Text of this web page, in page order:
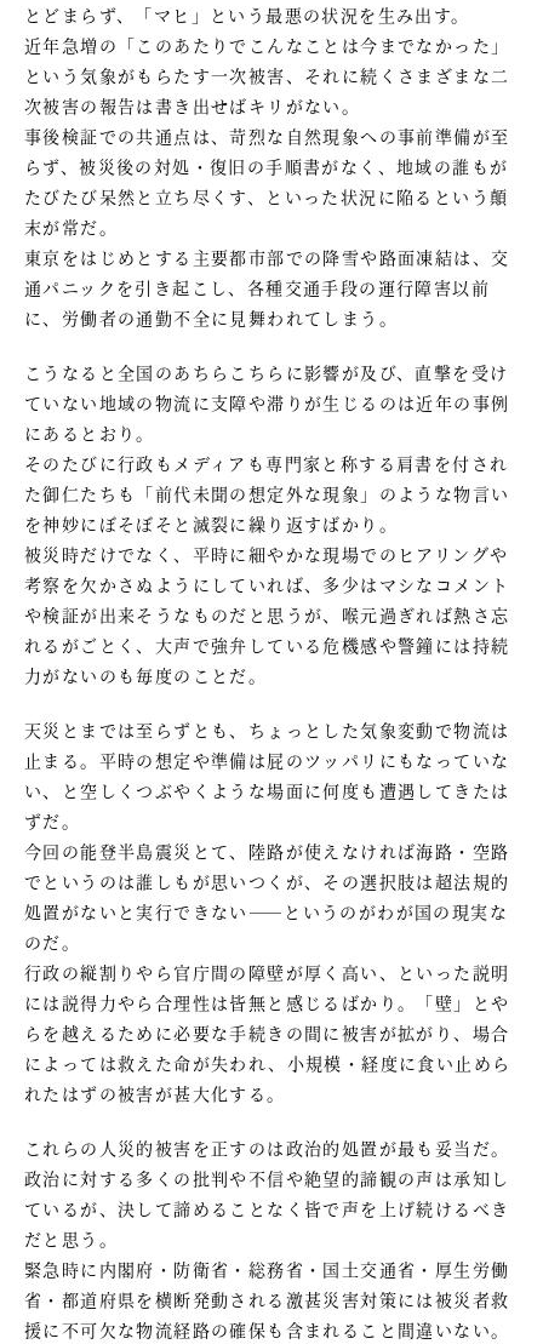
とどまらず、「マヒ」という最悪の状況を生み出す。
近年急増の「このあたりでこんなことは今までなかった」
という気象がもらたす一次被害、それに続くさまざまな二
次被害の報告は書き出せばキリがない。
事後検証での共通点は、苛烈な自然現象への事前準備が至
らず、被災後の対処・復旧の手順書がなく、地域の誰もが
たびたび呆然と立ち尽くす、といった状況に陥るという顛
末が常だ。
東京をはじめとする主要都市部での降雪や路面凍結は、交
通パニックを引き起こし、各種交通手段の運行障害以前
に、労働者の通勤不全に見舞われてしまう。
こうなると全国のあちらこちらに影響が及び、直撃を受け
ていない地域の物流に支障や滞りが生じるのは近年の事例
にあるとおり。
そのたびに行政もメディアも専門家と称する肩書を付され
た御仁たちも「前代未聞の想定外な現象」のような物言い
を神妙にぼそぼそと滅裂に繰り返すばかり。
被災時だけでなく、平時に細やかな現場でのヒアリングや
考察を欠かさぬようにしていれば、多少はマシなコメント
や検証が出来そうなものだと思うが、喉元過ぎれば熱さ忘
れるがごとく、大声で強弁している危機感や警鐘には持続
力がないのも毎度のことだ。
天災とまでは至らずとも、ちょっとした気象変動で物流は
止まる。平時の想定や準備は屁のツッパリにもなっていな
い、と空しくつぶやくような場面に何度も遭遇してきたは
ずだ。
今回の能登半島震災とて、陸路が使えなければ海路・空路
でというのは誰しもが思いつくが、その選択肢は超法規的
処置がないと実行できない――というのがわが国の現実な
のだ。
行政の縦割りやら官庁間の障壁が厚く高い、といった説明
には説得力やら合理性は皆無と感じるばかり。「壁」とや
らを越えるために必要な手続きの間に被害が拡がり、場合
によっては救えた命が失われ、小規模・経度に食い止めら
れたはずの被害が甚大化する。
これらの人災的被害を正すのは政治的処置が最も妥当だ。
政治に対する多くの批判や不信や絶望的諦観の声は承知し
ているが、決して諦めることなく皆で声を上げ続けるべき
だと思う。
緊急時に内閣府・防衛省・総務省・国土交通省・厚生労働
省・都道府県を横断発動される激甚災害対策には被災者救
援に不可欠な物流経路の確保も含まれること間違いない。